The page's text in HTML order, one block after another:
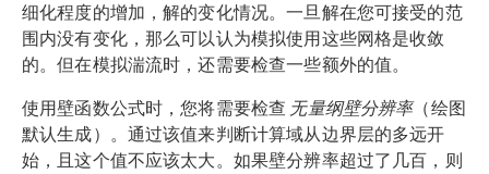
细化程度的增加，解的变化情况。一旦解在您可接受的范
围内没有变化，那么可以认为模拟使用这些网格是收敛
的。但在模拟湍流时，还需要检查一些额外的值。
使用壁函数公式时，您将需要检查 无量纲壁分辨率（绘图
默认生成）。通过该值来判断计算域从边界层的多远开
始，且这个值不应该太大。如果壁分辨率超过了几百，则